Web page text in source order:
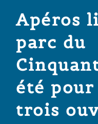
Apéros
parc du
été
trois